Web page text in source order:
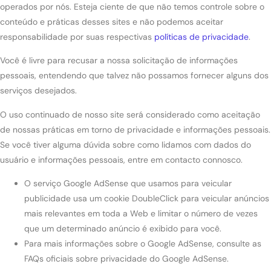
operados por nós. Esteja ciente de que não temos controle sobre o
conteúdo e práticas desses sites e não podemos aceitar
responsabilidade por suas respectivas políticas de privacidade.
Você é livre para recusar a nossa solicitação de informações
pessoais, entendendo que talvez não possamos fornecer alguns dos
serviços desejados.
O uso continuado de nosso site será considerado como aceitação
de nossas práticas em torno de privacidade e informações pessoais.
Se você tiver alguma dúvida sobre como lidamos com dados do
usuário e informações pessoais, entre em contacto connosco.
O serviço Google AdSense que usamos para veicular
publicidade usa um cookie DoubleClick para veicular anúncios
mais relevantes em toda a Web e limitar o número de vezes
que um determinado anúncio é exibido para você.
Para mais informações sobre o Google AdSense, consulte as
FAQs oficiais sobre privacidade do Google AdSense.